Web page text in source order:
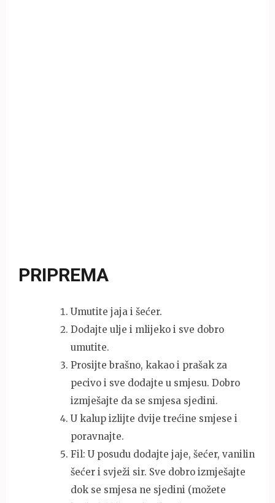
PRIPREMA
Umutite jaja i šećer.
Dodajte ulje i mlijeko i sve dobro
umutite.
Prosijte brašno, kakao i prašak za
pecivo i sve dodajte u smjesu. Dobro
izmješajte da se smjesa sjedini.
U kalup izlijte dvije trećine smjese i
poravnajte.
Fil: U posudu dodajte jaje, šećer, vanilin
šećer i svježi sir. Sve dobro izmješajte
dok se smjesa ne sjedini (možete